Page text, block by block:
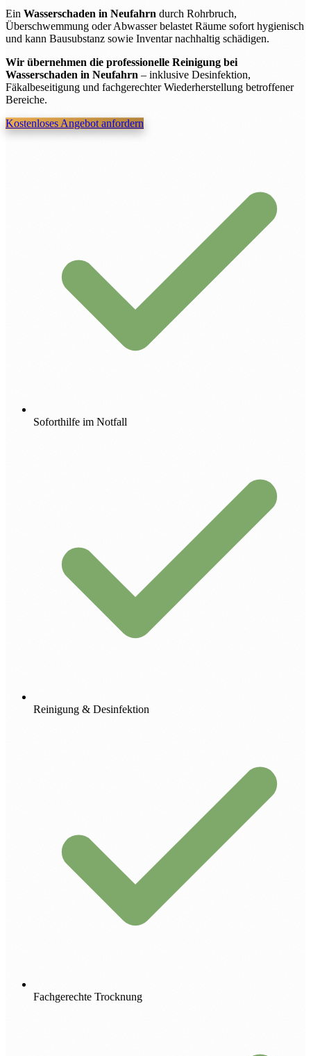
Ein Wasserschaden in Neufahrn durch Rohrbruch,
Überschwemmung oder Abwasser belastet Räume sofort hygienisch
und kann Bausubstanz sowie Inventar nachhaltig schädigen.
Wir übernehmen die professionelle Reinigung bei
Wasserschaden in Neufahrn – inklusive Desinfektion,
Fäkalbeseitigung und fachgerechter Wiederherstellung betroffener
Bereiche.
Kostenloses Angebot anfordern
Soforthilfe im Notfall
Reinigung & Desinfektion
Fachgerechte Trocknung